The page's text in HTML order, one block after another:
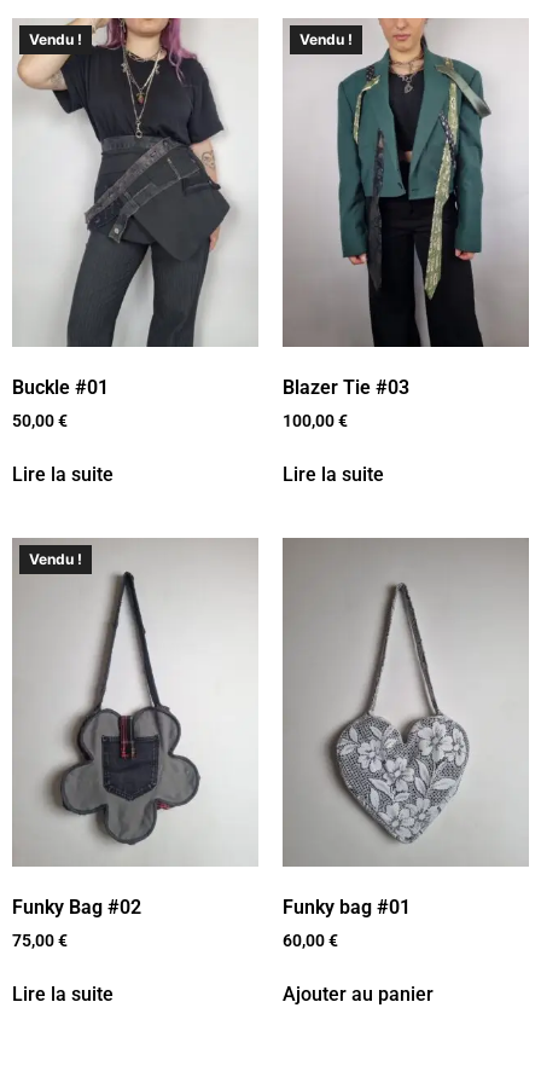
Vendu !
Buckle #01
50,00€
Lire la suite
Vendu !
Blazer Tie #03
100,00€
Lire la suite
Vendu !
Funky Bag #02
75,00€
Lire la suite
Funky bag #01
60,00€
Ajouter au panier